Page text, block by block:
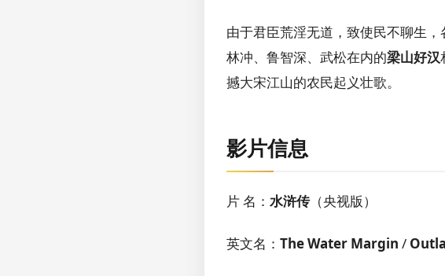
由于君臣荒淫无道，致使民不聊生
林冲、鲁智深、武松在内的梁山好汉
撼大宋江山的农民起义壮歌。
影片信息
片 名： 水浒传（央视版）
英文名： The Water Margin /